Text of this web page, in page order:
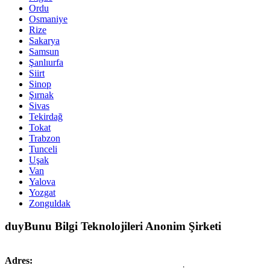
Ordu
Osmaniye
Rize
Sakarya
Samsun
Şanlıurfa
Siirt
Sinop
Şırnak
Sivas
Tekirdağ
Tokat
Trabzon
Tunceli
Uşak
Van
Yalova
Yozgat
Zonguldak
duyBunu Bilgi Teknolojileri Anonim Şirketi
Adres: